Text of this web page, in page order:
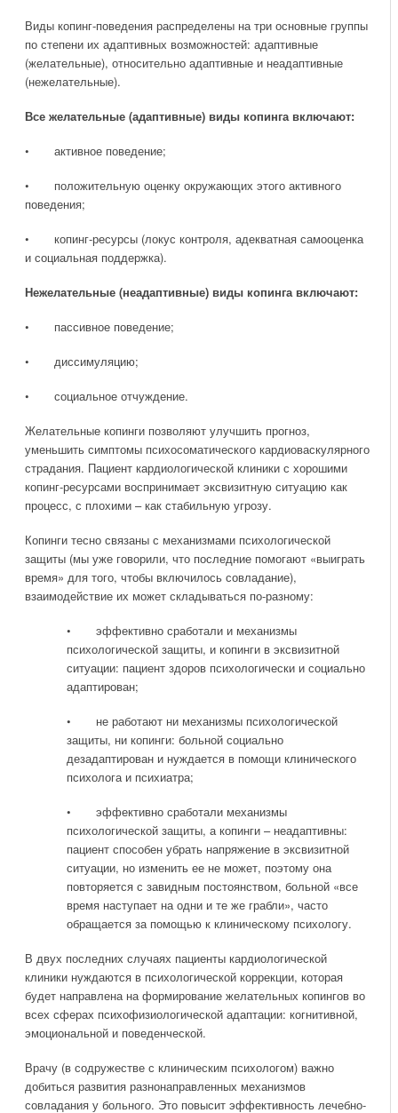
Виды копинг-поведения распределены на три основные группы
по степени их адаптивных возможностей: адаптивные
(желательные), относительно адаптивные и неадаптивные
(нежелательные).
Все желательные (адаптивные) виды копинга включают:
• активное поведение;
• положительную оценку окружающих этого активного
поведения;
• копинг-ресурсы (локус контроля, адекватная самооценка
и социальная поддержка).
Нежелательные (неадаптивные) виды копинга включают:
• пассивное поведение;
• диссимуляцию;
• социальное отчуждение.
Желательные копинги позволяют улучшить прогноз,
уменьшить симптомы психосоматического кардиоваскулярного
страдания. Пациент кардиологической клиники с хорошими
копинг-ресурсами воспринимает эксвизитную ситуацию как
процесс, с плохими – как стабильную угрозу.
Копинги тесно связаны с механизмами психологической
защиты (мы уже говорили, что последние помогают «выиграть
время» для того, чтобы включилось совладание),
взаимодействие их может складываться по-разному:
• эффективно сработали и механизмы
психологической защиты, и копинги в эксвизитной
ситуации: пациент здоров психологически и социально
адаптирован;
• не работают ни механизмы психологической
защиты, ни копинги: больной социально
дезадаптирован и нуждается в помощи клинического
психолога и психиатра;
• эффективно сработали механизмы
психологической защиты, а копинги – неадаптивны:
пациент способен убрать напряжение в эксвизитной
ситуации, но изменить ее не может, поэтому она
повторяется с завидным постоянством, больной «все
время наступает на одни и те же грабли», часто
обращается за помощью к клиническому психологу.
В двух последних случаях пациенты кардиологической
клиники нуждаются в психологической коррекции, которая
будет направлена на формирование желательных копингов во
всех сферах психофизиологической адаптации: когнитивной,
эмоциональной и поведенческой.
Врачу (в содружестве с клиническим психологом) важно
добиться развития разнонаправленных механизмов
совладания у больного. Это повысит эффективность лечебно-